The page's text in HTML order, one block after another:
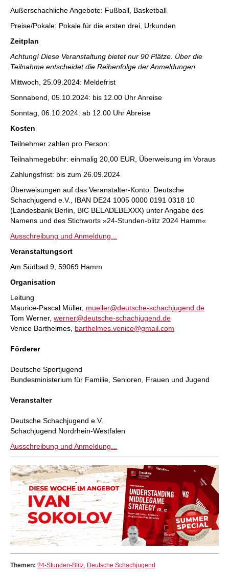
Außerschachliche Angebote: Fußball, Basketball
Preise/Pokale: Pokale für die ersten drei, Urkunden
Zeitplan
Achtung! Diese Veranstaltung bietet nur 90 Plätze. Über die
Teilnahme entscheidet die Reihenfolge der Anmeldungen.
Mittwoch, 25.09.2024: Meldefrist
Sonnabend, 05.10.2024: bis ​12.00 Uhr Anreise
Sonntag, 06.10.2024: ab 12.00 Uhr Abreise
Kosten
Teilnehmer zahlen pro Person:
Teilnahmegebühr: einmalig 20,00 EUR, Überweisung im Voraus
Zahlungsfrist: bis zum 26.09.2024
Überweisungen auf das Veranstalter-Konto: Deutsche
Schachjugend e.V., IBAN DE24 1005 0000 0191 0318 10
(Landesbank Berlin, BIC BELADEBEXXX) unter Angabe des
Namens und des Stichworts »24-Stunden-blitz 2024 Hamm«
Ausschreibung und Anmeldung...
Veranstaltungsort
Am Südbad 9, 59069 Hamm
Organisation
Leitung
Maurice-Pascal Müller, mueller@deutsche-schachjugend.de
Tom Werner, werner@deutsche-schachjugend.de
Venice Barthelmes, barthelmes.venice@gmail.com
Förderer
Deutsche Sportjugend
Bundesministerium für Familie, Senioren, Frauen und Jugend
Veranstalter
Deutsche Schachjugend e.V.
Schachjugend Nordrhein-Westfalen
Ausschreibung und Anmeldung...
Themen: 24-Stunden-Blitz, Deutsche Schachjugend